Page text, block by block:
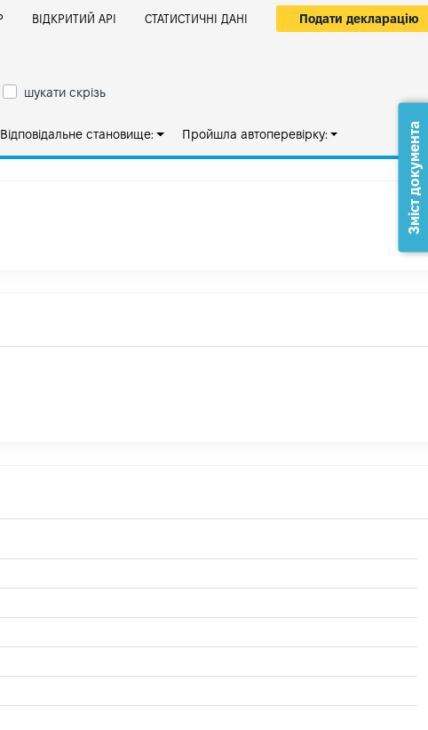
ВІДКРИТИЙ АРІ СТАТИСТИЧНІ ДАНІ Подати декларацію
шукати скрізь
Відповідальне становище: Пройшла автоперевірку: Зміст документа